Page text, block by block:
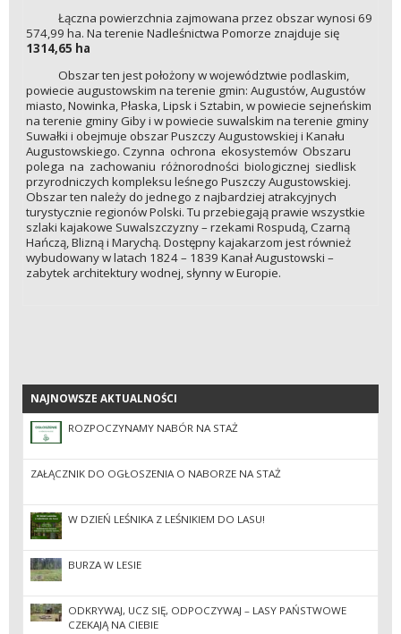
Łączna powierzchnia zajmowana przez obszar wynosi 69
574,99 ha. Na terenie Nadleśnictwa Pomorze znajduje się
1314,65 ha
Obszar ten jest położony w województwie podlaskim,
powiecie augustowskim na terenie gmin: Augustów, Augustów
miasto, Nowinka, Płaska, Lipsk i Sztabin, w powiecie sejneńskim
na terenie gminy Giby i w powiecie suwalskim na terenie gminy
Suwałki i obejmuje obszar Puszczy Augustowskiej i Kanału
Augustowskiego. Czynna ochrona ekosystemów Obszaru
polega na zachowaniu różnorodności biologicznej siedlisk
przyrodniczych kompleksu leśnego Puszczy Augustowskiej.
Obszar ten należy do jednego z najbardziej atrakcyjnych
turystycznie regionów Polski. Tu przebiegają prawie wszystkie
szlaki kajakowe Suwalszczyzny – rzekami Rospudą, Czarną
Hańczą, Blizną i Marychą. Dostępny kajakarzom jest również
wybudowany w latach 1824 – 1839 Kanał Augustowski –
zabytek architektury wodnej, słynny w Europie.
NAJNOWSZE AKTUALNOŚCI
NAJNOWSZE AKTUALNOŚCI
ROZPOCZYNAMY NABÓR NA STAŻ
ZAŁĄCZNIK DO OGŁOSZENIA O NABORZE NA STAŻ
W DZIEŃ LEŚNIKA Z LEŚNIKIEM DO LASU!
BURZA W LESIE
ODKRYWAJ, UCZ SIĘ, ODPOCZYWAJ – LASY PAŃSTWOWE
CZEKAJĄ NA CIEBIE